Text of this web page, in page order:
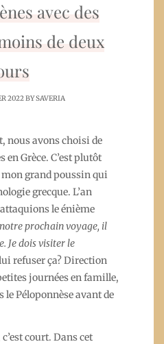
avec des
de deux
2022 BYSAVERIA
nous avons choisi de
en Grèce. C’est plutôt
mon grand poussin qui
grecque. L’an
le énième
notre prochain voyage, il
Je dois visiter le
refuser ça? Direction
journées en famille,
Péloponnèse avant de
court. Dans cet